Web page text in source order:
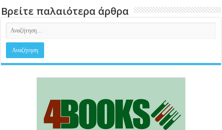
Βρείτε παλαιότερα άρθρα